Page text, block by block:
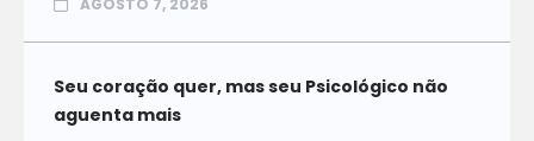
AGOSTO 7, 2026
Seu coração quer, mas seu Psicológico não
aguenta mais